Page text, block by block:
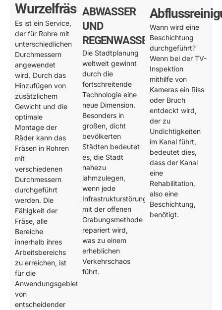
Wurzelfräsen
Es ist ein Service,
der für Rohre mit
unterschiedlichen
Durchmessern
angewendet
wird. Durch das
Hinzufügen von
zusätzlichem
Gewicht und die
optimale
Montage der
Räder kann das
Fräsen in Rohren
mit
verschiedenen
Durchmessern
durchgeführt
werden. Die
Fähigkeit der
Fräse, alle
Bereiche
innerhalb ihres
Arbeitsbereichs
zu erreichen, ist
für die
Anwendungsgebiete
von
entscheidender
ABWASSER
UND
REGENWASSER
Die Stadtplanung
weltweit gewinnt
durch die
fortschreitende
Technologie eine
neue Dimension.
Besonders in
großen, dicht
bevölkerten
Städten bedeutet
es, die Stadt
nahezu
lahmzulegen,
wenn jede
Infrastrukturstörung
mit der offenen
Grabungsmethode
repariert wird,
was zu einem
erheblichen
Verkehrschaos
führt.
Wann wird eine
Beschichtung
durchgeführt?
Wenn bei der TV-
Inspektion
mithilfe von
Kameras ein Riss
oder Bruch
entdeckt wird,
der zu
Undichtigkeiten
im Kanal führt,
bedeutet dies,
dass der Kanal
eine
Rehabilitation,
also eine
Beschichtung,
benötigt.